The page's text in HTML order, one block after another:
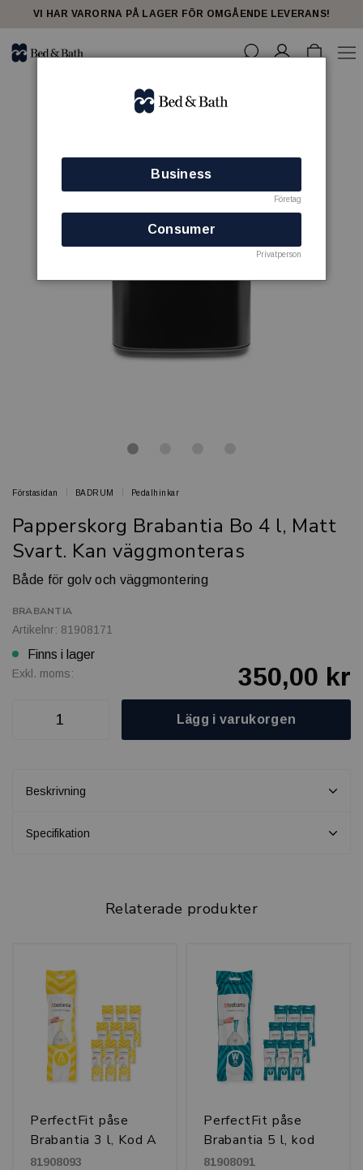
VI HAR VARORNA PÅ LAGER FÖR OMGÅENDE LEVERANS!
Förstasidan BADRUM Pedalhinkar
Papperskorg Brabantia Bo 4 l, Matt
Svart. Kan väggmonteras
Både för golv och väggmontering
BRABANTIA
Artikelnr: 81908171
Finns i lager
Exkl. moms: 350,00 kr
Lägg i varukorgen
Beskrivning
Specifikation
Relaterade produkter
PerfectFit påse
Brabantia 3 l, Kod A
81908093
PerfectFit påse
Brabantia 5 l, kod
W
81908091
Business
Företag
Consumer
Privatperson